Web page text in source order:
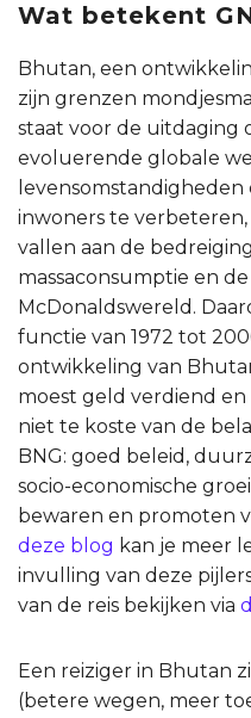
Wat betekent
Bhutan, een
zijn grenzen
staat voor de uitdaging
evoluerende globale
inwoners te
vallen aan de
massaconsumptie en
McDonaldswereld.
functie van 1972 tot
ontwikkeling van
moest geld verdiend
niet te koste van de
BNG: goed beleid,
socio-economische
bewaren en promoten
deze blog kan je meer
invulling van deze
van de reis bekijken via
Een reiziger in Bhutan
(betere wegen, meer